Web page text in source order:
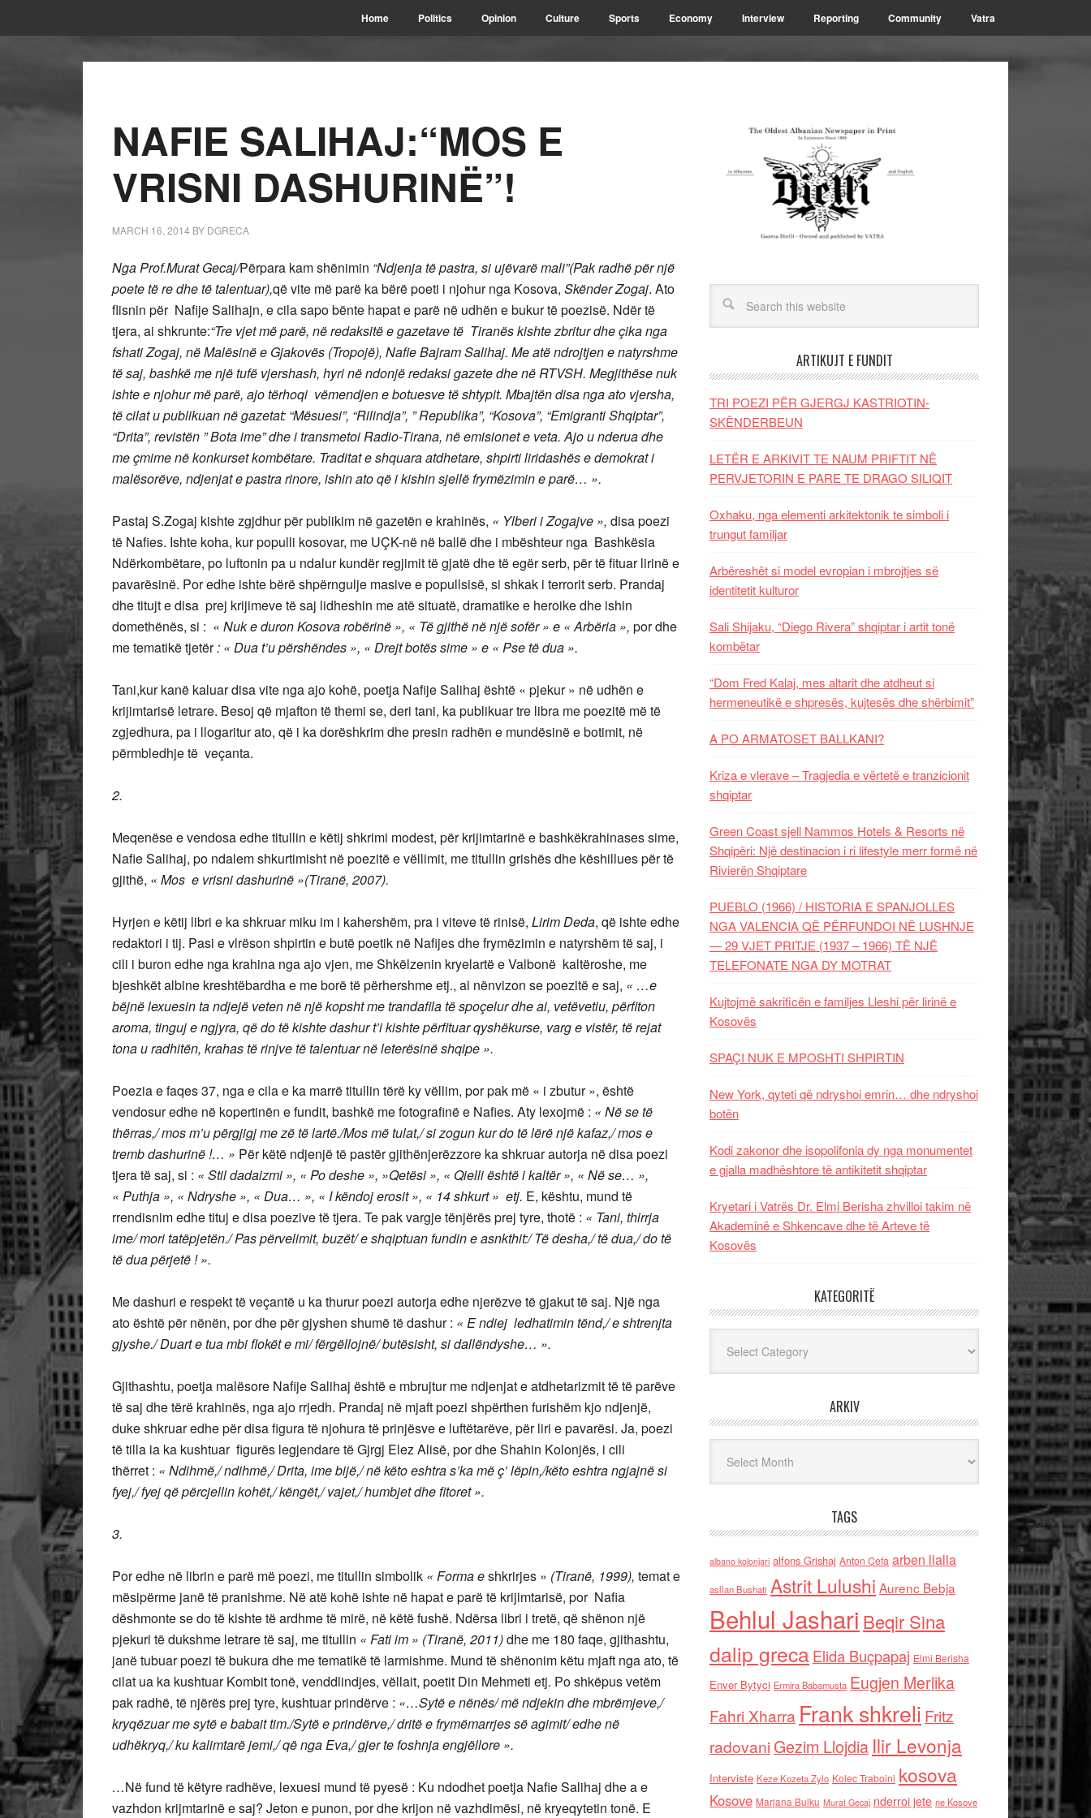
Home Politics Opinion Culture Sports Economy Interview Reporting Community Vatra
NAFIE SALIHAJ:“MOS E
VRISNI DASHURINË”!
MARCH 16, 2014 BY DGRECA
Nga Prof.Murat Gecaj/Përpara kam shënimin “Ndjenja të pastra, si ujëvarë mali”(Pak radhë për një
poetetë re dhe të talentuar),që vite më parë ka bërë poeti i njohur nga Kosova, SkënderZogaj. Ato
flisnin për Nafije Salihajn, e cila sapo bënte hapat e parë në udhën e bukur të poezisë. Ndër të
tjera, ai shkrunte:“Tre vjet më parë, në redaksitë e gazetave të Tiranës kishte zbritur dhe çika nga
fshati Zogaj, në Malësinë e Gjakovës (Tropojë), Nafie Bajram Salihaj. Me atë ndrojtjen e natyrshme
të saj, bashkë me një tufë vjershash, hyri në ndonjë redaksi gazete dhe në RTVSH. Megjithëse nuk
ishte e njohur më parë, ajo tërhoqi vëmendjen e botuesve të shtypit. Mbajtën disa nga ato vjersha,
të cilat u publikuan në gazetat: “Mësuesi”, “Rilindja”, ” Republika”, “Kosova”, “Emigranti Shqiptar”,
“Drita”, revistën ” Bota ime” dhe i transmetoi Radio-Tirana, në emisionet e veta. Ajo u nderua dhe
me çmime në konkurset kombëtare. Traditat e shquara atdhetare, shpirti liridashës e demokrat i
malësorëve, ndjenjat e pastra rinore, ishin ato që i kishin sjellë frymëzimin e parë… ».
Pastaj S.Zogaj kishte zgjdhur për publikim në gazetën e krahinës, « Ylberi iZogajve », disa poezi
të Nafies. Ishte koha, kur populli kosovar, me UÇK-në në ballë dhe i mbështeur nga Bashkësia
Ndërkombëtare, po luftonin pa u ndalur kundër regjimit të gjatë dhe të egër serb, për të fituar lirinë e
pavarësinë. Por edhe ishte bërë shpërngulje masive e popullsisë, si shkak i terrorit serb. Prandaj
dhe titujt e disa prej krijimeve të saj lidheshin me atë situatë, dramatike e heroike dhe ishin
domethënës, si : « Nuk e duron Kosova robërinë », « Të gjithë në një sofër » e « Arbëria », por dhe
me tematikë tjetër: « Dua t’u përshëndes », « Drejt botës sime » e « Pse të dua ».
Tani,kur kanë kaluar disa vite nga ajo kohë, poetja Nafije Salihaj është « pjekur » në udhën e
krijimtarisë letrare. Besoj që mjafton të themi se, deri tani, ka publikuar tre libra me poezitë më të
zgjedhura, pa i llogaritur ato, që i ka dorëshkrim dhe presin radhën e mundësinë e botimit, në
përmbledhje të veçanta.
2.
Meqenëse e vendosa edhe titullin e këtij shkrimi modest, për krijimtarinë e bashkëkrahinases sime,
Nafie Salihaj, po ndalem shkurtimisht në poezitë e vëllimit, me titullin grishës dhe këshillues për të
gjithë, « Mos e vrisni dashurinë »(Tiranë, 2007).
Hyrjen e këtij libri e ka shkruar miku im i kahershëm, pra i viteve të rinisë, Lirim Deda, që ishte edhe
redaktori i tij. Pasi e vlrëson shpirtin e butë poetik në Nafijes dhe frymëzimin e natyrshëm të saj, i
cili i buron edhe nga krahina nga ajo vjen, me Shkëlzenin kryelartë e Valbonë kaltëroshe, me
bjeshkët albine kreshtëbardha e me borë të përhershme etj., ai nënvizon se poezitë e saj, « …e
bëjnë lexuesin ta ndjejë veten në një kopsht me trandafila të spoçelur dhe ai, vetëvetiu, përfiton
aroma, tinguj e ngjyra, që do të kishte dashur t’i kishte përfituar qyshëkurse, varg e vistër, të rejat
tona u radhitën, krahas të rinjve të talentuar në leterësinë shqipe ».
Poezia e faqes 37, nga e cila e ka marrë titullin tërë ky vëllim, por pak më « i zbutur », është
vendosur edhe në kopertinën e fundit, bashkë me fotografinë e Nafies. Aty lexojmë : « Në se të
thërras,/ mos m’u përgjigj me zë të lartë./Mos më tulat,/ si zogun kur do të lërë një kafaz,/ mos e
tremb dashurinë !… » Për këtë ndjenjë të pastër gjithënjerëzzore ka shkruar autorja në disa poezi
tjera të saj, si : « Stil dadaizmi », « Po deshe », »Qetësi », « Qielli është i kaltër », « Në se… »,
« Puthja », « Ndryshe », « Dua… », « I këndoj erosit », « 14 shkurt » etj. E, kështu, mund të
rrendisnim edhe tituj e disa poezive të tjera. Te pak vargje tënjërës prej tyre, thotë : « Tani, thirrja
ime/ mori tatëpjetën./ Pas përvelimit, buzët/ e shqiptuan fundin e asnkthit:/ Të desha,/ të dua,/ do të
të dua përjetë ! ».
Me dashuri e respekt të veçantë u ka thurur poezi autorja edhe njerëzve të gjakut të saj. Një nga
ato është për nënën, por dhe për gjyshen shumë të dashur : « E ndiej ledhatimin tënd,/ e shtrenjta
gjyshe./ Duart e tua mbi flokët e mi/ fërgëllojnë/ butësisht, si dallëndyshe… ».
Gjithashtu, poetja malësore Nafije Salihaj është e mbrujtur me ndjenjat e atdhetarizmit të të parëve
të saj dhe tërë krahinës, nga ajo rrjedh. Prandaj në mjaft poezi shpërthen furishëm kjo ndjenjë,
duke shkruar edhe për disa figura të njohura të prinjësve e luftëtarëve, për liri e pavarësi. Ja, poezi
të tilla ia ka kushtuar figurës legjendare të Gjrgj Elez Alisë, por dhe Shahin Kolonjës, i cili
thërret : « Ndihmë,/ ndihmë,/ Drita, ime bijë,/ në këto eshtra s’ka më ç’ lëpin,/këto eshtra ngjajnë si
fyej,/ fyej që përcjellin kohët,/ këngët,/ vajet,/ humbjet dhe fitoret ».
3.
Por edhe në librin e parë më poezi, me titullin simbolik « Forma eshkrirjes » (Tiranë, 1999), temat e
mësipërme janë të pranishme. Në atë kohë ishte në hapat e parë të krijimtarisë, por Nafia
dëshmonte se do të kishte të ardhme të mirë, në këtë fushë. Ndërsa libri i tretë, që shënon një
pjekuri të dukshme letrare të saj, me titullin « Fati im » (Tiranë, 2011)dhe me 180 faqe, gjithashtu,
janë tubuar poezi të bukura dhe me tematikë të larmishme. Mund të shënonim këtu mjaft nga ato, të
cilat ua ka kushtuar Kombit tonë, venddlindjes, vëllait, poetit Din Mehmeti etj. Po shkëpus vetëm
pak radhë, të njërës prej tyre, kushtuar prindërve : «…Sytë e nënës/ më ndjekin dhe mbrëmjeve,/
kryqëzuar me sytë e babait tim./Sytë e prindërve,/ dritë e frymëmarrjes së agimit/ edhe në
udhëkryq,/ ku kalimtarë jemi,/ që nga Eva,/ gjer te foshnja engjëllore ».
…Në fund të këtyre radhëve, lexuesi mund të pyesë : Ku ndodhet poetja Nafie Salihaj dhe a e
vazhdon krijmtarinë e saj? Jeton e punon, por dhe krijon në vazhdimësi, në kryeqytetin tonë. E
ARTIKUJT E FUNDIT
TRI POEZI PËR GJERGJ KASTRIOTIN-
SKËNDERBEUN
LETËR E ARKIVIT TE NAUM PRIFTIT NË
PERVJETORIN E PARE TE DRAGO SILIQIT
Oxhaku, nga elementi arkitektonik te simboli i
trungut familjar
Arbëreshët si model evropian i mbrojtjes së
identitetit kulturor
Sali Shijaku, “Diego Rivera” shqiptar i artit tonë
kombëtar
“Dom Fred Kalaj, mes altarit dhe atdheut si
hermeneutikë e shpresës, kujtesës dhe shërbimit”
A PO ARMATOSET BALLKANI?
Kriza e vlerave – Tragjedia e vërtetë e tranzicionit
shqiptar
Green Coast sjell Nammos Hotels & Resorts në
Shqipëri: Një destinacion i ri lifestyle merr formë në
Rivierën Shqiptare
PUEBLO (1966) / HISTORIA E SPANJOLLES
NGA VALENCIA QË PËRFUNDOI NË LUSHNJE
— 29 VJET PRITJE (1937 – 1966) TË NJË
TELEFONATE NGA DY MOTRAT
Kujtojmë sakrificën e familjes Lleshi për lirinë e
Kosovës
SPAÇI NUK E MPOSHTI SHPIRTIN
New York, qyteti që ndryshoi emrin… dhe ndryshoi
botën
Kodi zakonor dhe isopolifonia dy nga monumentet
e gjalla madhështore të antikitetit shqiptar
Kryetari i Vatrës Dr. Elmi Berisha zhvilloi takim në
Akademinë e Shkencave dhe të Arteve të
Kosovës
KATEGORITË
ARKIV
TAGS
albano kolonjari alfons Grishaj Anton Cefa arben llalla
asllan Bushati Astrit Lulushi Aurenc Bebja
Behlul Jashari Beqir Sina
dalip grecaElida Buçpapaj Elmi Berisha
Enver Bytyci Ermira Babamusta Eugjen Merlika
Fahri Xharra Frank shkreli Fritz
radovaniGezim Llojdia Ilir Levonja
Interviste Keze Kozeta Zylo Kolec Traboini kosova
Kosove Marjana Bulku Murat Gecaj nderroi jete ne Kosove